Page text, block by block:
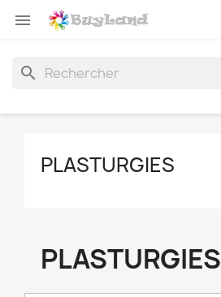

search
PLASTURGIES
PLASTURGIES